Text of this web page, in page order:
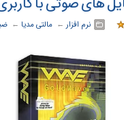
نرم افزار ← ‏ مالتی مدیا ← ‏